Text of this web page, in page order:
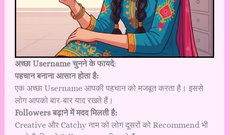
अच्छा Username चुनने के फायदे:
पहचान बनाना आसान होता है:
एक अच्छा Username आपकी पहचान को मजबूत करता है। इससे
लोग आपको बार-बार याद रखते हैं।
Followers बढ़ाने में मदद मिलती है:
Creative और Catchy नाम को लोग दूसरों को Recommend भी